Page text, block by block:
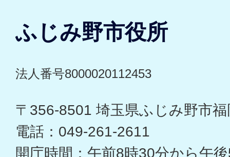
ふじみ野市役所
法人番号8000020112453
〒356-8501 埼玉県ふじみ野市
電話：049-261-2611
開庁時間：午前8時30分から午